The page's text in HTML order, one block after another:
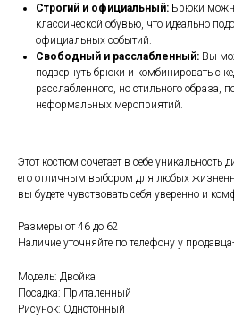
Строгий и официальный: Брюки
классической обувью, что идеально
официальных событий.
Свободный и расслабленный: Вы
подвернуть брюки и комбинировать с
расслабленного, но стильного образа,
неформальных мероприятий.
Этот костюм сочетает в себе уникальность
его отличным выбором для любых
вы будете чувствовать себя уверенно и
Размеры от 46 до 62
Наличие уточняйте по телефону у
Модель: Двойка
Посадка: Приталенный
Рисунок: Однотонный